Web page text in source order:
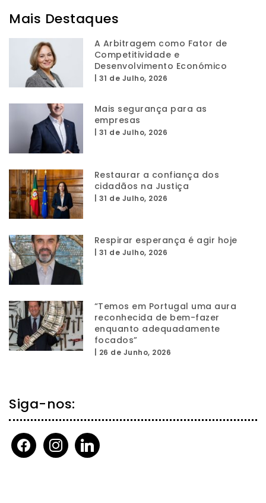
Mais Destaques
A Arbitragem como Fator de
Competitividade e
Desenvolvimento Económico
31 de Julho, 2026
Mais segurança para as
empresas
31 de Julho, 2026
Restaurar a confiança dos
cidadãos na Justiça
31 de Julho, 2026
Respirar esperança é agir hoje
31 de Julho, 2026
“Temos em Portugal uma aura
reconhecida de bem-fazer
enquanto adequadamente
focados”
26 de Junho, 2026
Siga-nos:
facebookinstagramlinkedin